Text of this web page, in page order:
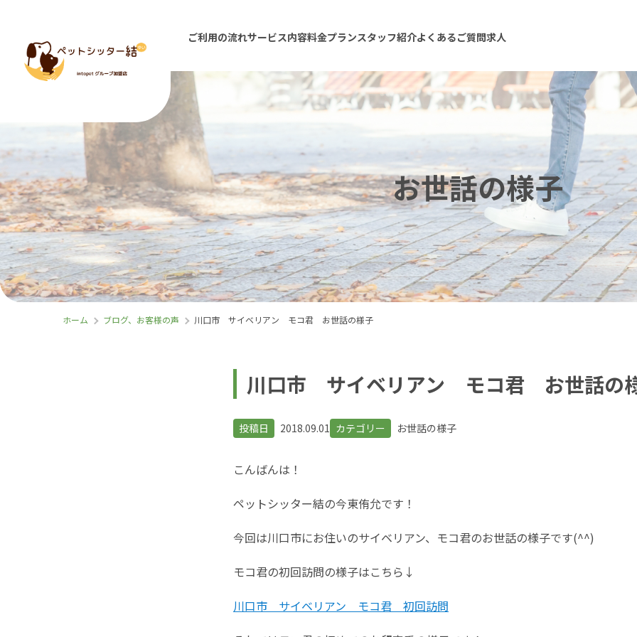
ご利用の流れサービス内容料金プランスタッフ紹介よくあるご質問求人
お世話の様子
ホーム ブログ、お客様の声 川口市 サイベリアン モコ君 お世話の様子
川口市 サイベリアン モコ君 お世話
投稿日 2018.09.01 カテゴリー お世話の様子
こんばんは！
ペットシッター結の今東侑允です！
今回は川口市にお住いのサイベリアン、モコ君のお世話の様子です(^^)
モコ君の初回訪問の様子はこちら↓
川口市 サイベリアン モコ君 初回訪問